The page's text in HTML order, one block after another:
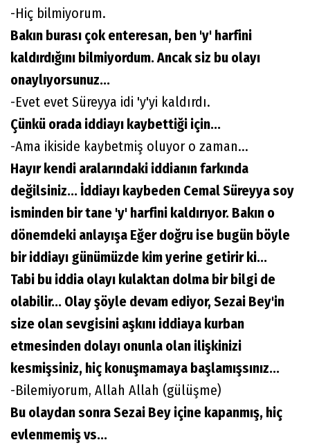
-Hiç bilmiyorum.
Bakın burası çok enteresan, ben 'y' harfini
kaldırdığını bilmiyordum. Ancak siz bu olayı
onaylıyorsunuz...
-Evet evet Süreyya idi 'y'yi kaldırdı.
Çünkü orada iddiayı kaybettiği için...
-Ama ikiside kaybetmiş oluyor o zaman...
Hayır kendi aralarındaki iddianın farkında
değilsiniz... İddiayı kaybeden Cemal Süreyya soy
isminden bir tane 'y' harfini kaldırıyor. Bakın o
dönemdeki anlayışa Eğer doğru ise bugün böyle
bir iddiayı günümüzde kim yerine getirir ki...
Tabi bu iddia olayı kulaktan dolma bir bilgi de
olabilir... Olay şöyle devam ediyor, Sezai Bey'in
size olan sevgisini aşkını iddiaya kurban
etmesinden dolayı onunla olan ilişkinizi
kesmişsiniz, hiç konuşmamaya başlamışsınız...
-Bilemiyorum, Allah Allah (gülüşme)
Bu olaydan sonra Sezai Bey içine kapanmış, hiç
evlenmemiş vs...